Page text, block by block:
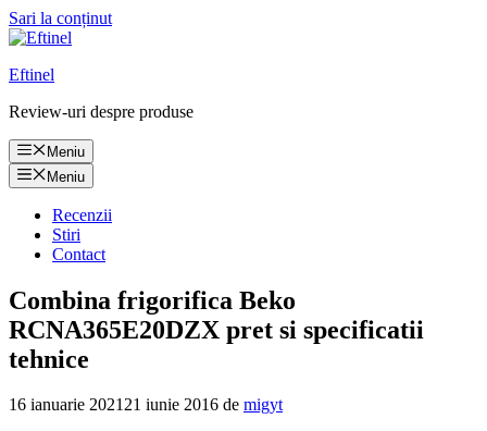
Sari la conținut
Eftinel
Review-uri despre produse
Meniu
Meniu
Recenzii
Stiri
Contact
Combina frigorifica Beko
RCNA365E20DZX pret si specificatii
tehnice
16 ianuarie 202121 iunie 2016 de migyt